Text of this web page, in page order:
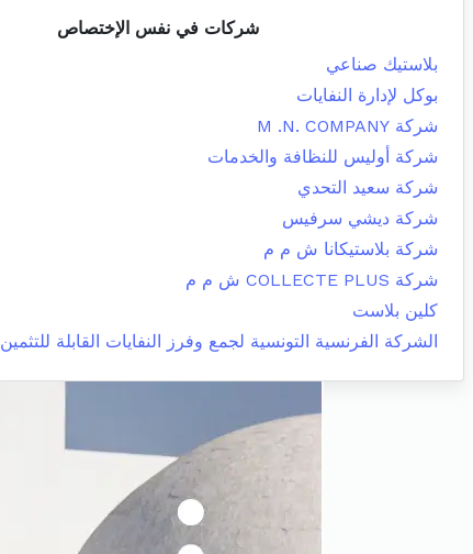
شركات في نفس الإختصاص
بلاستيك صناعي
بوكل لإدارة النفايات
شركة M .N. COMPANY
شركة أوليس للنظافة والخدمات
شركة سعيد التحدي
شركة ديشي سرفيس
شركة بلاستيكانا ش م م
شركة COLLECTE PLUS ش م م
كلين بلاست
الشركة الفرنسية التونسية لجمع وفرز النفايات القابلة للتثمين